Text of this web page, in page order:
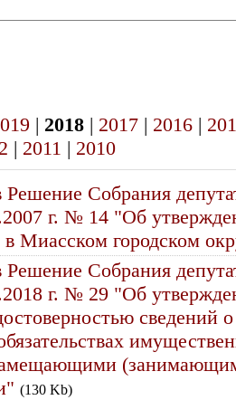
| 2018 | 2017 | 2016 |
| 2011 | 2010
Собрания
г. № 14 "Об
Миасском городском
Собрания
г. № 29 "Об
сведений о
(130 Kb)